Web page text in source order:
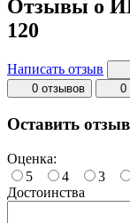
Отзывы о
120
Написать отзыв
0 отзывов
0
Оставить отзыв
Оценка:
5
4 3
Достоинства